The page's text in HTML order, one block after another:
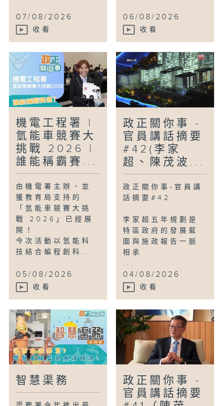
07/08/2026
收看
06/08/2026
收看
機電工程署 |
氫能車競賽大
挑戰 2026 |
誰能稱霸賽...
由機電署主辦、並
獲教育局支持的
「氫能車競賽大挑
戰 2026」已經展
開！
今次活動以氫能科
技結合編程創科...
05/08/2026
收看
政正關你事 -
官員講話摘要
#42(李家
超、陳茂波...
政正關你事-官員講
話摘要#42
李家超五年規劃是
特區政府的發展藍
圖與施政報告一脈
相承
...
04/08/2026
收看
智慧渠務
政正關你事 -
官員講話摘要